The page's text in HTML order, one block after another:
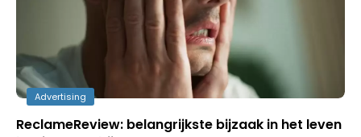
Advertising
ReclameReview: belangrijkste bijzaak in het leven